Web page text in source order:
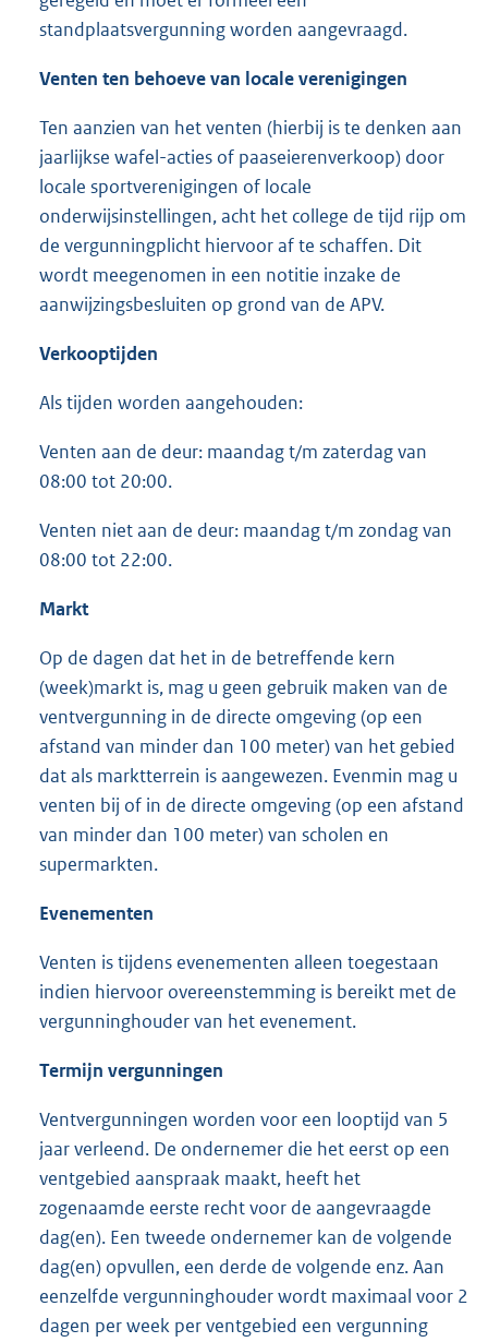
standplaatsvergunning worden aangevraagd.
Venten ten behoeve van localeverenigingen
Ten aanzien van het venten (hierbij is te denken aan
jaarlijkse wafel-acties of paaseierenverkoop) door
locale sportverenigingen of locale
onderwijsinstellingen, acht het college de tijd rijp om
de vergunningplicht hiervoor af te schaffen. Dit
wordt meegenomen in een notitie inzake de
aanwijzingsbesluiten op grond van de APV.
Verkooptijden
Als tijden worden aangehouden:
Venten aan de deur: maandag t/m zaterdag van
08:00 tot 20:00.
Venten niet aan de deur: maandag t/m zondag van
08:00 tot 22:00.
Markt
Op de dagen dat het in de betreffende kern
(week)markt is, mag u geen gebruik maken van de
ventvergunning in de directe omgeving (op een
afstand van minder dan 100 meter) van het gebied
dat als marktterrein is aangewezen. Evenmin mag u
venten bij of in de directe omgeving (op een afstand
van minder dan 100 meter) van scholen en
supermarkten.
Evenementen
Venten is tijdens evenementen alleen toegestaan
indien hiervoor overeenstemming is bereikt met de
vergunninghouder van het evenement.
Termijn vergunningen
Ventvergunningen worden voor een looptijd van 5
jaar verleend. De ondernemer die het eerst op een
ventgebied aanspraak maakt, heeft het
zogenaamde eerste recht voor de aangevraagde
dag(en). Een tweede ondernemer kan de volgende
dag(en) opvullen, een derde de volgende enz. Aan
eenzelfde vergunninghouder wordt maximaal voor 2
dagen per week per ventgebied een vergunning